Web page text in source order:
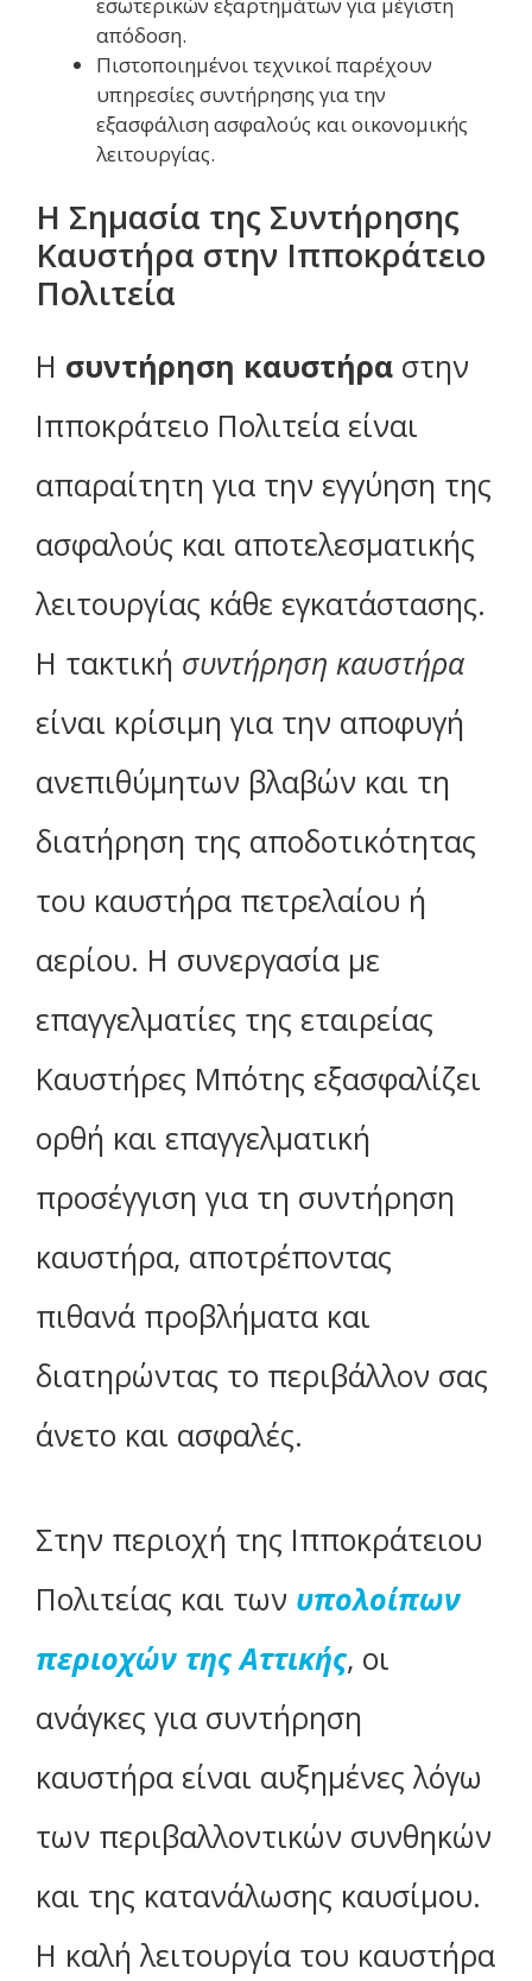
απόδοση.
Πιστοποιημένοι τεχνικοί παρέχουν
υπηρεσίες συντήρησης για την
εξασφάλιση ασφαλούς και οικονομικής
λειτουργίας.
Η Σημασία της Συντήρησης
Καυστήρα στην Ιπποκράτειο
Πολιτεία
Η συντήρηση καυστήρα στην
Ιπποκράτειο Πολιτεία είναι
απαραίτητη για την εγγύηση της
ασφαλούς και αποτελεσματικής
λειτουργίας κάθε εγκατάστασης.
Η τακτική συντήρηση καυστήρα
είναι κρίσιμη για την αποφυγή
ανεπιθύμητων βλαβών και τη
διατήρηση της αποδοτικότητας
του καυστήρα πετρελαίου ή
αερίου. Η συνεργασία με
επαγγελματίες της εταιρείας
Καυστήρες Μπότης εξασφαλίζει
ορθή και επαγγελματική
προσέγγιση για τη συντήρηση
καυστήρα, αποτρέποντας
πιθανά προβλήματα και
διατηρώντας το περιβάλλον σας
άνετο και ασφαλές.
Στην περιοχή της Ιπποκράτειου
Πολιτείας και των υπολοίπων
περιοχών της Αττικής, οι
ανάγκες για συντήρηση
καυστήρα είναι αυξημένες λόγω
των περιβαλλοντικών συνθηκών
και της κατανάλωσης καυσίμου.
Η καλή λειτουργία του καυστήρα